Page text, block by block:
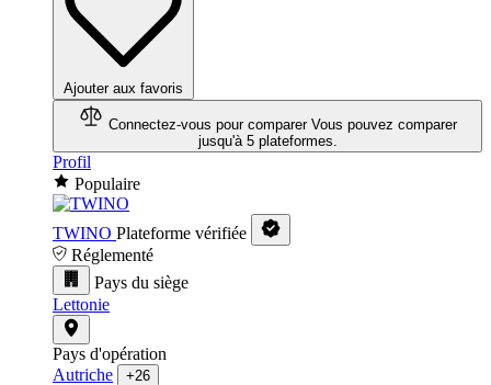
Ajouter aux favoris
Connectez-vous pour comparer Vous pouvez comparer
jusqu'à 5 plateformes.
Profil
Populaire
TWINO Plateforme vérifiée
Réglementé
Pays du siège
Lettonie
Pays d'opération
Autriche
+26